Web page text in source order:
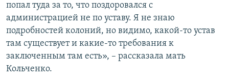
попал туда за то, что поздоровался с
администрацией не по уставу. Я не знаю
подробностей колоний, но видимо, какой-то устав
там существует и какие-то требования к
заключенным там есть», – рассказала мать
Кольченко.